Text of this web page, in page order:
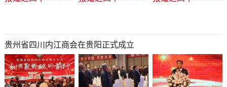
贵州省四川内江商会在贵阳正式成立